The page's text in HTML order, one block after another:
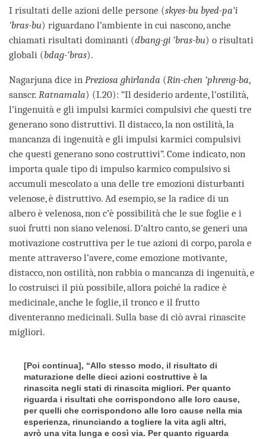
I risultati delle azioni delle persone (skyes-bu byed-pa’i
’bras-bu) riguardano l’ambiente in cui nascono, anche
chiamati risultati dominanti (dbang-gi ’bras-bu) o risultati
globali (bdag-’bras).
Nagarjuna dice in Preziosa ghirlanda (Rin-chen ’phreng-ba,
sanscr. Ratnamala) (I.20): “Il desiderio ardente, l’ostilità,
l’ingenuità e gli impulsi karmici compulsivi che questi tre
generano sono distruttivi. Il distacco, la non ostilità, la
mancanza di ingenuità e gli impulsi karmici compulsivi
che questi generano sono costruttivi”. Come indicato, non
importa quale tipo di impulso karmico compulsivo si
accumuli mescolato a una delle tre emozioni disturbanti
velenose, è distruttivo. Ad esempio, se la radice di un
albero è velenosa, non c’è possibilità che le sue foglie e i
suoi frutti non siano velenosi. D’altro canto, se generi una
motivazione costruttiva per le tue azioni di corpo, parola e
mente attraverso l’avere, come emozione motivante,
distacco, non ostilità, non rabbia o mancanza di ingenuità, e
lo costruisci il più possibile, allora poiché la radice è
medicinale, anche le foglie, il tronco e il frutto
diventeranno medicinali. Sulla base di ciò avrai rinascite
migliori.
[Poi continua], “Allo stesso modo, il risultato di
maturazione delle dieci azioni costruttive è la
rinascita negli stati di rinascita migliori. Per quanto
riguarda i risultati che corrispondono alle loro cause,
per quelli che corrispondono alle loro cause nella mia
esperienza, rinunciando a togliere la vita agli altri,
avrò una vita lunga e così via. Per quanto riguarda